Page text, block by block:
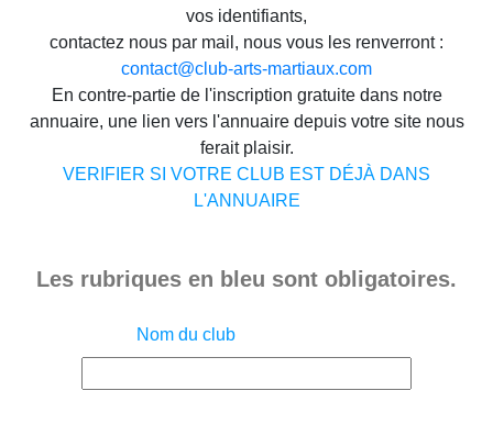
vos identifiants,
contactez nous par mail, nous vous les renverront :
contact@club-arts-martiaux.com
En contre-partie de l'inscription gratuite dans notre
annuaire, une lien vers l'annuaire depuis votre site nous
ferait plaisir.
VERIFIER SI VOTRE CLUB EST DÉJÀ DANS
L'ANNUAIRE
Les rubriques en bleu sont obligatoires.
Nom du club